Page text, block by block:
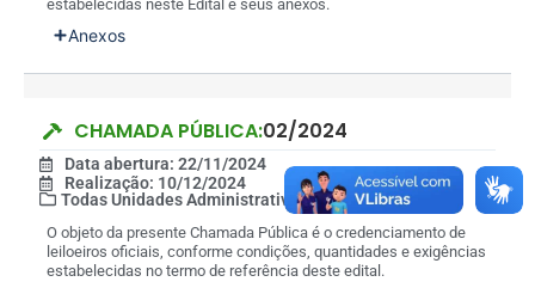
estabelecidas neste Edital e seus anexos.
Anexos
CHAMADA PÚBLICA:02/2024
Data abertura: 22/11/2024
Realização: 10/12/2024
Todas Unidades Administrativas
O objeto da presente Chamada Pública é o credenciamento de
leiloeiros oficiais, conforme condições, quantidades e exigências
estabelecidas no termo de referência deste edital.